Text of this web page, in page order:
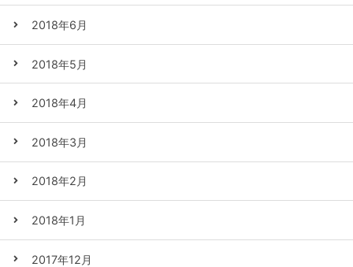
2018年6月
2018年5月
2018年4月
2018年3月
2018年2月
2018年1月
2017年12月